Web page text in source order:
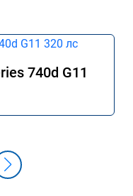
740d G11